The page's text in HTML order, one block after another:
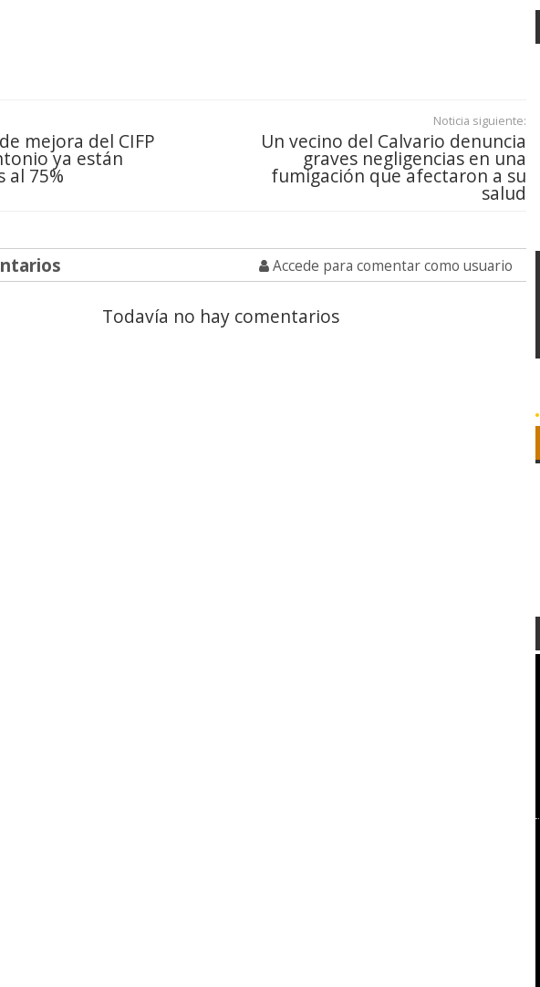
mejora del CIFP
ya están
al 75%
Noticia siguiente:
Un vecino del Calvario denuncia
graves negligencias en una
fumigación que afectaron a su
salud
Accede para comentar como usuario
Todavía no hay comentarios